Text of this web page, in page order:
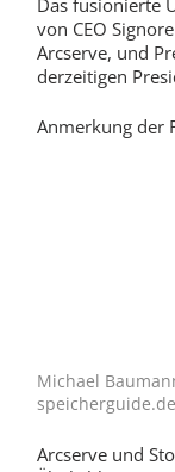
von CEO
Arcserve, und
derzeitigen
Anmerkung der
Michael
speicherguide.de
Arcserve und